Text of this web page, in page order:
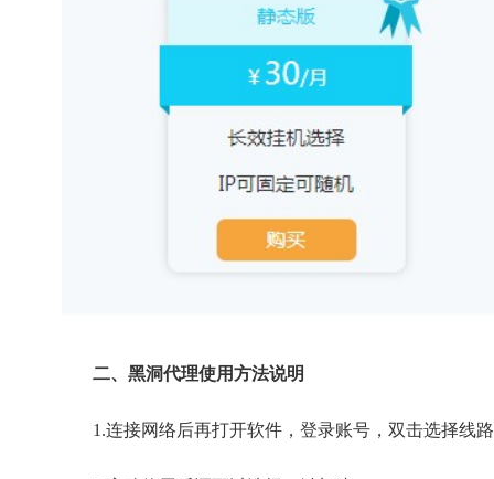
二、黑洞代理使用方法说明
1.连接网络后再打开软件，登录账号，双击选择线